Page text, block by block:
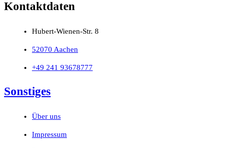
Kontaktdaten
Hubert-Wienen-Str. 8
52070 Aachen
+49 241 93678777
Sonstiges
Über uns
Impressum